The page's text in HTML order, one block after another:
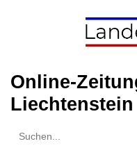
Online-
Liechtenstein
Search